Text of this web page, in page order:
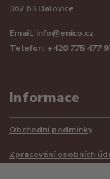
362 63 Dalovice
Email: info@enico.cz
Telefon: +420 775 477
Informace
Obchodní podmínky
Zpracování osobních